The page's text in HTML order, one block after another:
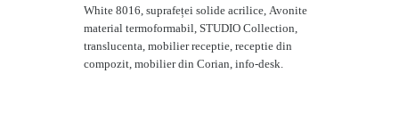
White 8016, suprafeței solide acrilice, Avonite
material termoformabil, STUDIO Collection,
translucenta, mobilier receptie, receptie din
compozit, mobilier din Corian, info-desk.